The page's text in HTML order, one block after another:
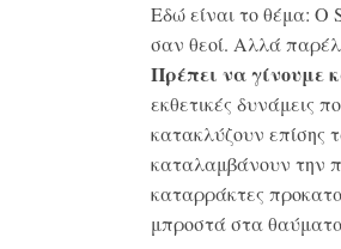
Εδώ είναι το θέμα: Ο
σαν θεοί. Αλλά
Πρέπει να γίνουμε
εκθετικές δυνάμεις
κατακλύζουν επίσης
καταλαμβάνουν την
καταρράκτες
μπροστά στα